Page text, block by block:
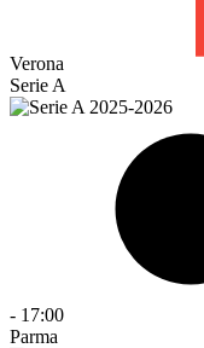
Verona
Serie A
- 17:00
Parma